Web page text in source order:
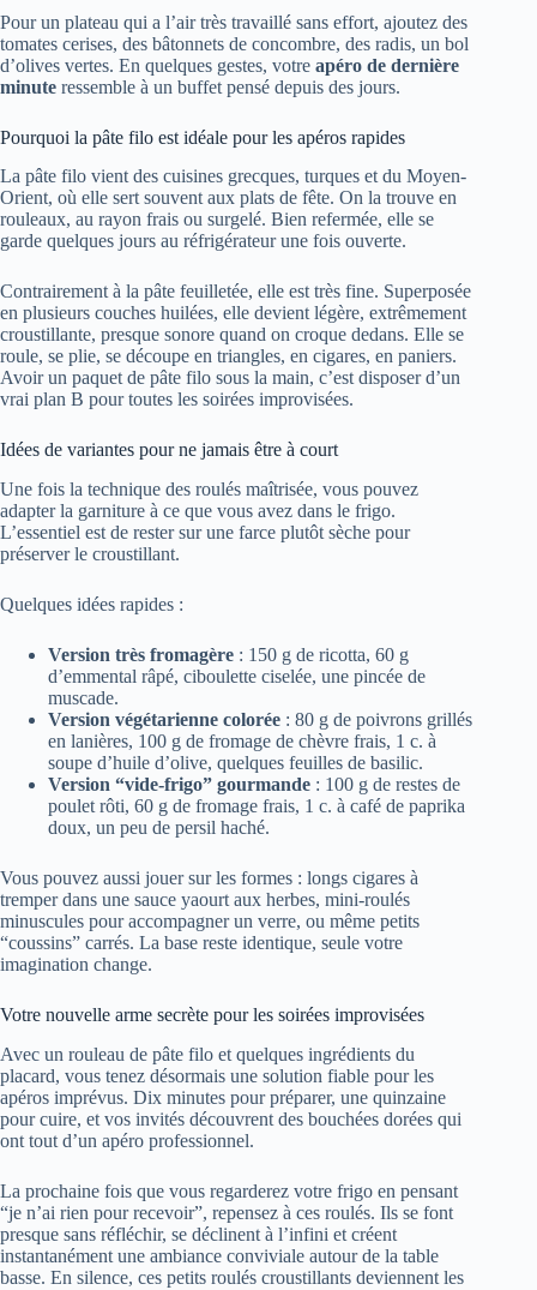
Pour un plateau qui a l’air très travaillé sans effort, ajoutez des
tomates cerises, des bâtonnets de concombre, des radis, un bol
d’olives vertes. En quelques gestes, votre apéro de dernière
minute ressemble à un buffet pensé depuis des jours.
Pourquoi la pâte filo est idéale pour les apéros rapides
La pâte filo vient des cuisines grecques, turques et du Moyen-
Orient, où elle sert souvent aux plats de fête. On la trouve en
rouleaux, au rayon frais ou surgelé. Bien refermée, elle se
garde quelques jours au réfrigérateur une fois ouverte.
Contrairement à la pâte feuilletée, elle est très fine. Superposée
en plusieurs couches huilées, elle devient légère, extrêmement
croustillante, presque sonore quand on croque dedans. Elle se
roule, se plie, se découpe en triangles, en cigares, en paniers.
Avoir un paquet de pâte filo sous la main, c’est disposer d’un
vrai plan B pour toutes les soirées improvisées.
Idées de variantes pour ne jamais être à court
Une fois la technique des roulés maîtrisée, vous pouvez
adapter la garniture à ce que vous avez dans le frigo.
L’essentiel est de rester sur une farce plutôt sèche pour
préserver le croustillant.
Quelques idées rapides :
Version très fromagère : 150 g de ricotta, 60 g
d’emmental râpé, ciboulette ciselée, une pincée de
muscade.
Version végétarienne colorée : 80 g de poivrons grillés
en lanières, 100 g de fromage de chèvre frais, 1 c. à
soupe d’huile d’olive, quelques feuilles de basilic.
Version “vide-frigo” gourmande : 100 g de restes de
poulet rôti, 60 g de fromage frais, 1 c. à café de paprika
doux, un peu de persil haché.
Vous pouvez aussi jouer sur les formes : longs cigares à
tremper dans une sauce yaourt aux herbes, mini-roulés
minuscules pour accompagner un verre, ou même petits
“coussins” carrés. La base reste identique, seule votre
imagination change.
Votre nouvelle arme secrète pour les soirées improvisées
Avec un rouleau de pâte filo et quelques ingrédients du
placard, vous tenez désormais une solution fiable pour les
apéros imprévus. Dix minutes pour préparer, une quinzaine
pour cuire, et vos invités découvrent des bouchées dorées qui
ont tout d’un apéro professionnel.
La prochaine fois que vous regarderez votre frigo en pensant
“je n’ai rien pour recevoir”, repensez à ces roulés. Ils se font
presque sans réfléchir, se déclinent à l’infini et créent
instantanément une ambiance conviviale autour de la table
basse. En silence, ces petits roulés croustillants deviennent les